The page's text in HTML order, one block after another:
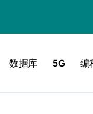
数据库 5G 编